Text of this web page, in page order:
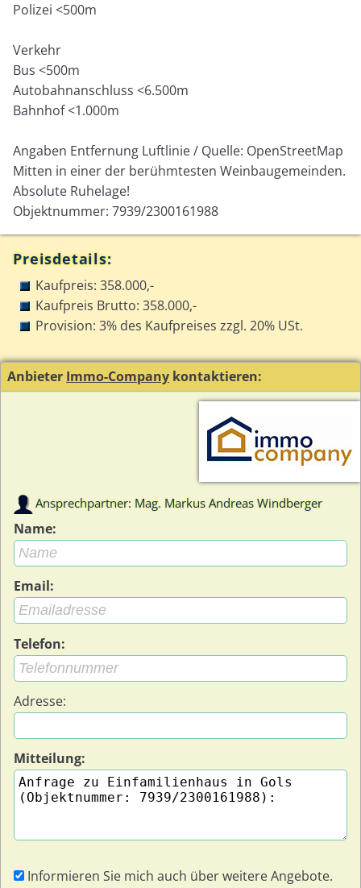
Polizei <500m
Verkehr
Bus <500m
Autobahnanschluss <6.500m
Bahnhof <1.000m
Angaben Entfernung Luftlinie / Quelle: OpenStreetMap
Mitten in einer der berühmtesten Weinbaugemeinden.
Absolute Ruhelage!
Objektnummer: 7939/2300161988
Preisdetails:
Kaufpreis: 358.000,-
Kaufpreis Brutto: 358.000,-
Provision: 3% des Kaufpreises zzgl. 20% USt.
Anbieter Immo-Company kontaktieren:
Ansprechpartner: Mag. Markus Andreas Windberger
Name:
Email:
Telefon:
Adresse:
Mitteilung:
Informieren Sie mich auch über weitere Angebote.